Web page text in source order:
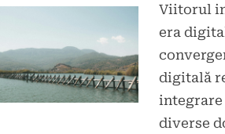
Viitorul
era
digitală
diverse